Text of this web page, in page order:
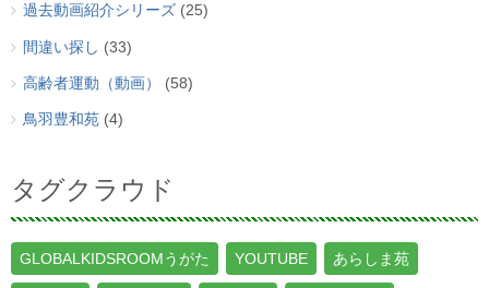
過去動画紹介シリーズ (25)
間違い探し (33)
高齢者運動（動画） (58)
鳥羽豊和苑 (4)
タグクラウド
GLOBALKIDSROOMうがた YOUTUBE あらしま苑